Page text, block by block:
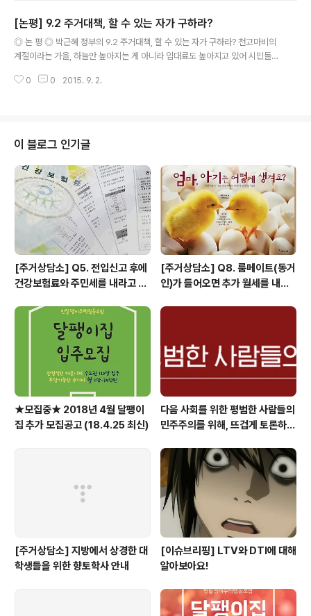
문조사를 진행하였다. 이번 설문조사는 평균 거주시간과
주거비용을 비교해 실질적인 주거비 수준을 알아보기 위해
기획되었다. 설문조사 결과 유효응답 102개를 분석대상으
간은 하루 평균 9시간 49분으로 나타났다. 한국인의 평균
[논평] 9.2 주거대책, 할 수 있는 자가 구하라?
◎ 논 평 ◎ 박근혜 정부의 9.2 주거대책, 할 수 있는 자가 구하라? 천고마비의
계절이라는 가을, 하늘만 높아지는 게 아니라 임대료도 높아지고 있어 시민들의
자들은 또 다시 이사를 가야 한다. 세입자의 고통을 반복해서 말하는 것이 무색
망아지와 같은 민간 임대 시장을 규제한다는 것이 쉬운 일은 아니지만 반드시
필요한 일이다. 하지만 이번 9.2 주거 대책에서는 ‘할 수 있는 것’, ‘하기 쉬운
것..
0 0 2015. 9. 2.
이 블로그 인기글
[주거상담소] Q5. 전입신고 후에
건강보험료와 주민세를 내라고 고
[주거상담소] Q8. 룸메이트(동거
인)가 들어오면 추가 월세를 내야
★모집중★ 2018년 4월 달팽이
집 추가 모집공고 (18.4.25 최신)
다음 사회를 위한 평범한 사람들의
민주주의를 위해, 뜨겁게 토론하고
[주거상담소] 지방에서 상경한 대
학생들을 위한 향토학사 안내
[이슈브리핑] LTV와 DTI에 대해
알아보아요!